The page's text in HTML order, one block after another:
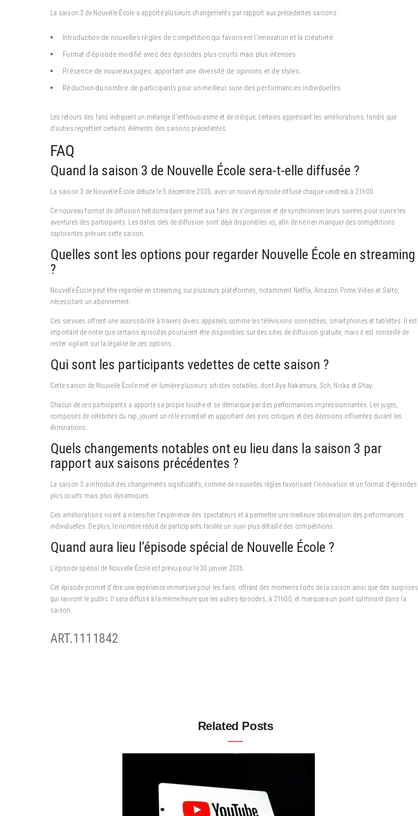
La saison 3 de Nouvelle École a apporté plusieurs changements par rapport aux précédentes saisons :
Introduction de nouvelles règles de compétition qui favorisent l’innovation et la créativité.
Format d’épisode modifié avec des épisodes plus courts mais plus intenses.
Présence de nouveaux juges, apportant une diversité de opinions et de styles.
Réduction du nombre de participants pour un meilleur suivi des performances individuelles.
Les retours des fans indiquent un mélange d’enthousiasme et de critique, certains appréciant les améliorations, tandis que
d’autres regrettent certains éléments des saisons précédentes.
FAQ
Quand la saison 3 de Nouvelle École sera-t-elle diffusée ?
La saison 3 de Nouvelle École débute le 5 décembre 2025, avec un nouvel épisode diffusé chaque vendredi à 21h00.
Ce nouveau format de diffusion hebdomadaire permet aux fans de s’organiser et de synchroniser leurs soirées pour suivre les
aventures des participants. Les dates clés de diffusion sont déjà disponibles ici, afin de ne rien manquer des compétitions
captivantes prévues cette saison.
Quelles sont les options pour regarder Nouvelle École en streaming
?
Nouvelle École peut être regardée en streaming sur plusieurs plateformes, notamment Netflix, Amazon Prime Video et Salto,
nécessitant un abonnement.
Ces services offrent une accessibilité à travers divers appareils comme les télévisions connectées, smartphones et tablettes. Il est
important de noter que certains épisodes pourraient être disponibles sur des sites de diffusion gratuite, mais il est conseillé de
rester vigilant sur la légalité de ces options.
Qui sont les participants vedettes de cette saison ?
Cette saison de Nouvelle École met en lumière plusieurs artistes notables, dont Aya Nakamura, Sch, Niska et Shay.
Chacun de ces participants a apporté sa propre touche et se démarque par des performances impressionnantes. Les juges,
composés de célébrités du rap, jouent un rôle essentiel en apportant des avis critiques et des décisions influentes durant les
éliminations.
Quels changements notables ont eu lieu dans la saison 3 par
rapport aux saisons précédentes ?
La saison 3 a introduit des changements significatifs, comme de nouvelles règles favorisant l’innovation et un format d’épisodes
plus courts mais plus dynamiques.
Ces améliorations visent à intensifier l’expérience des spectateurs et à permettre une meilleure observation des performances
individuelles. De plus, le nombre réduit de participants facilite un suivi plus détaillé des compétitions.
Quand aura lieu l’épisode spécial de Nouvelle École ?
L’épisode spécial de Nouvelle École est prévu pour le 30 janvier 2026.
Cet épisode promet d’être une expérience immersive pour les fans, offrant des moments forts de la saison ainsi que des surprises
qui raviront le public. Il sera diffusé à la même heure que les autres épisodes, à 21h00, et marquera un point culminant dans la
saison.
ART.1111842
Related Posts